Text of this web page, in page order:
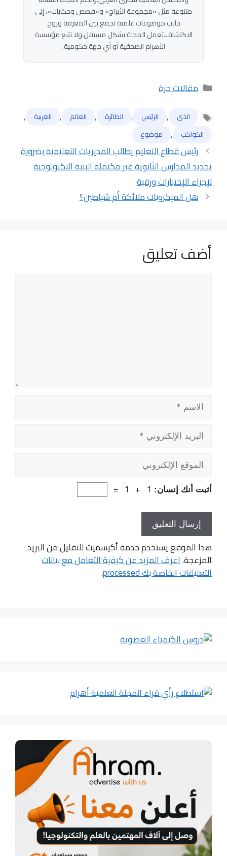
متنوعة مثل «مجموعة الأبراج» و«قصص وحكايات»، إلى
جانب موضوعات علمية تجمع بين المعرفة وروح
الاكتشاف.تعمل المجلة بشكل مستقل،ولا تتبع مؤسسة
الأهرام الصحفية أو أي جهة حكومية.
التصنيفات
مقالات حرة
الوسوم
الذى , الرئيس , الطائرة , العالم , الغربية ,
الكواكب , موضوع
رئيس قطاع التعليم يطالب المديريات التعليمية بضرورة
تحديد المدارس الثانوية غير مكتملة البنية التكنولوجية
لإجراء الإختبارات ورقية
هل الميكروبات ملائكة أم شياطين؟
أضف تعليق
الاسم
البريد
الإلكتروني
الموقع
الإلكتروني
أثبت أنك إنسان: 1 + 1 =
هذا الموقع يستخدم خدمة أكيسميت للتقليل من البريد
المزعجة.اعرف المزيد عن كيفية التعامل مع بيانات
التعليقات الخاصة بك processed .